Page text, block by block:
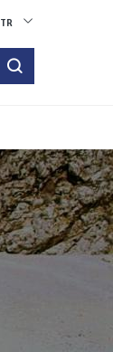
TR
TR
RU